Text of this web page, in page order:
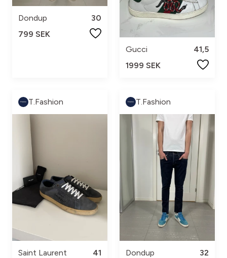
Dondup
30
799 SEK
Gucci
41,5
1999 SEK
T.Fashion
Saint Laurent
41
T.Fashion
Dondup
32